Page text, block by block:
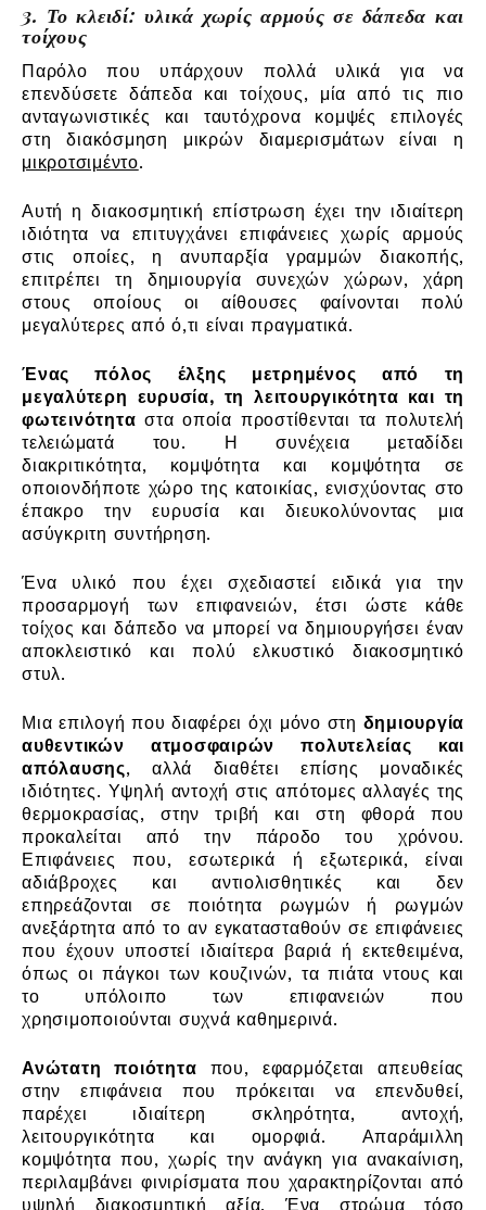
3. Το κλειδί: υλικά χωρίς αρμούς σε δάπεδα και
τοίχους
Παρόλο που υπάρχουν πολλά υλικά για να
επενδύσετε δάπεδα και τοίχους, μία από τις πιο
ανταγωνιστικές και ταυτόχρονα κομψές επιλογές
στη διακόσμηση μικρών διαμερισμάτων είναι η
μικροτσιμέντο.
Αυτή η διακοσμητική επίστρωση έχει την ιδιαίτερη
ιδιότητα να επιτυγχάνει επιφάνειες χωρίς αρμούς
στις οποίες, η ανυπαρξία γραμμών διακοπής,
επιτρέπει τη δημιουργία συνεχών χώρων, χάρη
στους οποίους οι αίθουσες φαίνονται πολύ
μεγαλύτερες από ό,τι είναι πραγματικά.
Ένας πόλος έλξης μετρημένος από τη
μεγαλύτερη ευρυσία, τη λειτουργικότητα και τη
φωτεινότητα στα οποία προστίθενται τα πολυτελή
τελειώματά του. Η συνέχεια μεταδίδει
διακριτικότητα, κομψότητα και κομψότητα σε
οποιονδήποτε χώρο της κατοικίας, ενισχύοντας στο
έπακρο την ευρυσία και διευκολύνοντας μια
ασύγκριτη συντήρηση.
Ένα υλικό που έχει σχεδιαστεί ειδικά για την
προσαρμογή των επιφανειών, έτσι ώστε κάθε
τοίχος και δάπεδο να μπορεί να δημιουργήσει έναν
αποκλειστικό και πολύ ελκυστικό διακοσμητικό
στυλ.
Μια επιλογή που διαφέρει όχι μόνο στη δημιουργία
αυθεντικών ατμοσφαιρών πολυτελείας και
απόλαυσης, αλλά διαθέτει επίσης μοναδικές
ιδιότητες. Υψηλή αντοχή στις απότομες αλλαγές της
θερμοκρασίας, στην τριβή και στη φθορά που
προκαλείται από την πάροδο του χρόνου.
Επιφάνειες που, εσωτερικά ή εξωτερικά, είναι
αδιάβροχες και αντιολισθητικές και δεν
επηρεάζονται σε ποιότητα ρωγμών ή ρωγμών
ανεξάρτητα από το αν εγκατασταθούν σε επιφάνειες
που έχουν υποστεί ιδιαίτερα βαριά ή εκτεθειμένα,
όπως οι πάγκοι των κουζινών, τα πιάτα ντους και
το υπόλοιπο των επιφανειών που
χρησιμοποιούνται συχνά καθημερινά.
Ανώτατη ποιότητα που, εφαρμόζεται απευθείας
στην επιφάνεια που πρόκειται να επενδυθεί,
παρέχει ιδιαίτερη σκληρότητα, αντοχή,
λειτουργικότητα και ομορφιά. Απαράμιλλη
κομψότητα που, χωρίς την ανάγκη για ανακαίνιση,
περιλαμβάνει φινιρίσματα που χαρακτηρίζονται από
υψηλή διακοσμητική αξία. Ένα στρώμα τόσο